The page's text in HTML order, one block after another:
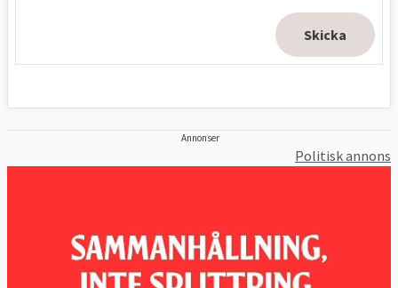
Annonser
Politisk annons